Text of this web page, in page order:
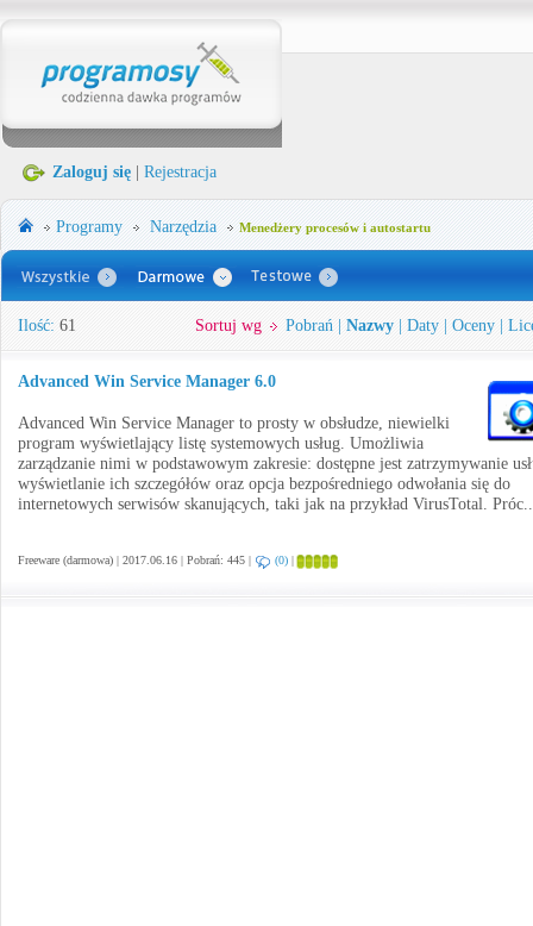
Zaloguj się Rejestracja
Programy Narzędzia Menedżery procesów i autostartu
Ilość: 61 Sortuj wg Pobrań Nazwy Daty Oceny
Advanced Win Service Manager 6.0
Advanced Win Service Manager to prosty w obsłudze, niewielki
program wyświetlający listę systemowych usług. Umożliwia
zarządzanie nimi w podstawowym zakresie: dostępne jest zatrzymywanie
wyświetlanie ich szczegółów oraz opcja bezpośredniego odwołania się do
internetowych serwisów skanujących, taki jak na przykład VirusTotal.
Freeware (darmowa) | 2017.06.16 | Pobrań: 445 | (0) |